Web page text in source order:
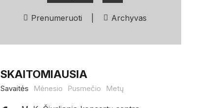
Prenumeruoti Archyvas
SKAITOMIAUSIA
Savaitės Mėnesio Pusmečio Metų